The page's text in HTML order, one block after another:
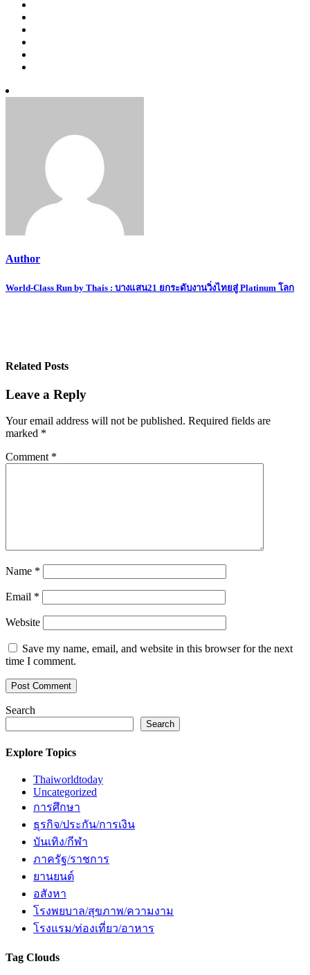
Author
Post
World-Class Run by Thais : บางแสน21 ยกระดับงานวิ่งไทยสู่ Platinum โลก
Related Posts
Leave a Reply
Your email address will not be published. Required fields are
marked *
Comment *
Name *
Email *
Website
Save my name, email, and website in this browser for the next
time I comment.
Search
Search
Explore Topics
Thaiworldtoday
Uncategorized
การศึกษา
ธุรกิจ/ประกัน/การเงิน
บันเทิง/กีฬา
ภาครัฐ/ราชการ
ยานยนต์
อสังหา
โรงพยบาล/สุขภาพ/ความงาม
โรงแรม/ท่องเที่ยว/อาหาร
Tag Clouds